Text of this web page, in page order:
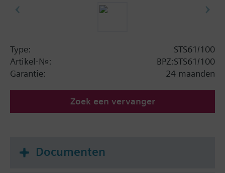
met M30 x 1,5 aansluiting en 2,5 mm slag
Junkers).
Speciale toepassing (aandrijving spanningsloos,
voor Siemens afsluiters VVP47.., VXP47..,
Moer M30 x 1,5
Type:
STS61/100
Artikel-Nr.:
BPZ:STS61/100
Garantie:
24 maanden
Zoek een vervanger
Documenten